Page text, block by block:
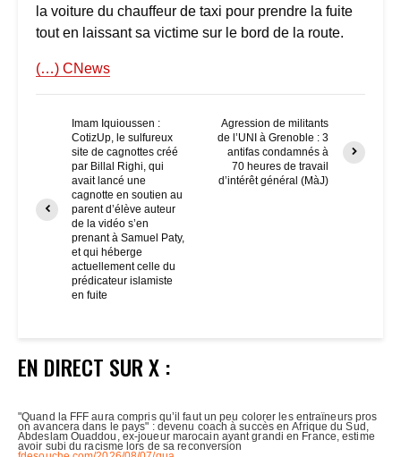
la voiture du chauffeur de taxi pour prendre la fuite
tout en laissant sa victime sur le bord de la route.
(…) CNews
Imam Iquioussen :
CotizUp, le sulfureux
site de cagnottes créé
par Billal Righi, qui
avait lancé une
cagnotte en soutien au
parent d’élève auteur
de la vidéo s’en
prenant à Samuel Paty,
et qui héberge
actuellement celle du
prédicateur islamiste
en fuite
Agression de militants
de l’UNI à Grenoble : 3
antifas condamnés à
70 heures de travail
d’intérêt général (MàJ)
EN DIRECT SUR X :